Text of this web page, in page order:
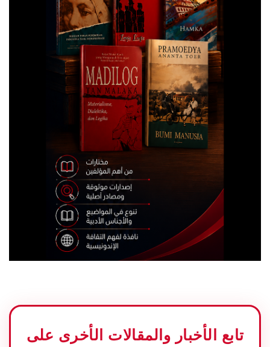
تابع الأخبار والمقالات الأخرى على